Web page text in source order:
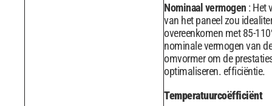
Nominaal vermogen : Het
van het paneel zou
overeenkomen met 85-
nominale vermogen van
omvormer om de
optimaliseren. efficiëntie.
Temperatuurcoëfficiënt